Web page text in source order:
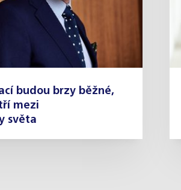
budou brzy běžné,
mezi
světa